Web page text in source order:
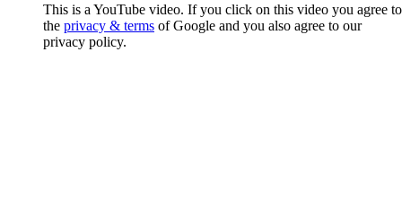
This is a YouTube video. If you click on this video you agree to
the privacy & terms of Google and you also agree to our
privacy policy.